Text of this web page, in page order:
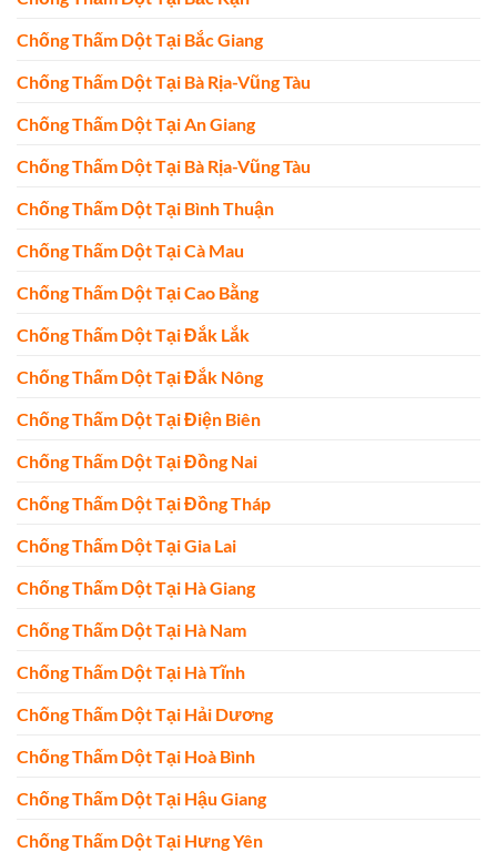
Chống Thấm Dột Tại Bắc Giang
Chống Thấm Dột Tại Bà Rịa-Vũng Tàu
Chống Thấm Dột Tại An Giang
Chống Thấm Dột Tại Bà Rịa-Vũng Tàu
Chống Thấm Dột Tại Bình Thuận
Chống Thấm Dột Tại Cà Mau
Chống Thấm Dột Tại Cao Bằng
Chống Thấm Dột Tại Đắk Lắk
Chống Thấm Dột Tại Đắk Nông
Chống Thấm Dột Tại Điện Biên
Chống Thấm Dột Tại Đồng Nai
Chống Thấm Dột Tại Đồng Tháp
Chống Thấm Dột Tại Gia Lai
Chống Thấm Dột Tại Hà Giang
Chống Thấm Dột Tại Hà Nam
Chống Thấm Dột Tại Hà Tĩnh
Chống Thấm Dột Tại Hải Dương
Chống Thấm Dột Tại Hoà Bình
Chống Thấm Dột Tại Hậu Giang
Chống Thấm Dột Tại Hưng Yên